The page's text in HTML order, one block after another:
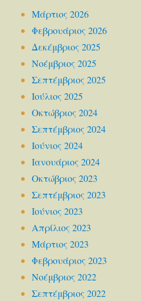
Μάρτιος 2026
Φεβρουάριος 2026
Δεκέμβριος 2025
Νοέμβριος 2025
Σεπτέμβριος 2025
Ιούλιος 2025
Οκτώβριος 2024
Σεπτέμβριος 2024
Ιούνιος 2024
Ιανουάριος 2024
Οκτώβριος 2023
Σεπτέμβριος 2023
Ιούνιος 2023
Απρίλιος 2023
Μάρτιος 2023
Φεβρουάριος 2023
Νοέμβριος 2022
Σεπτέμβριος 2022